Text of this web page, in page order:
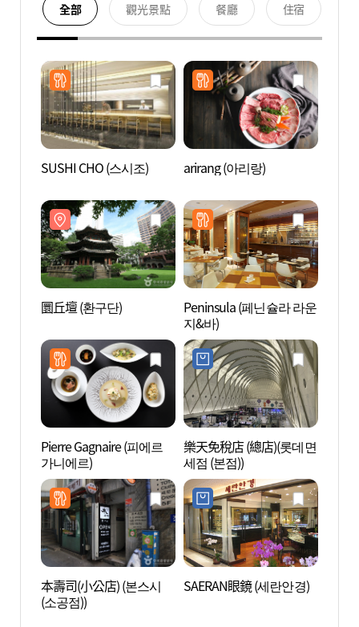
全部 觀光景點 餐廳 住宿
SUSHI CHO (스시조) arirang (아리랑)
圜丘壇 (환구단)
Peninsula (페닌슐라 라운
지&바)
Pierre Gagnaire (피에르
가니에르)
樂天免稅店 (總店)(롯데면
세점 (본점))
本壽司(小公店) (본스시
(소공점))
SAERAN眼鏡 (세란안경)